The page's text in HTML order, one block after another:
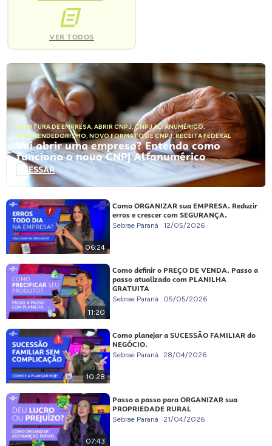
VER TODOS
ABERTURA DE EMPRESA, ABRIR CNPJ,CNPJ ALFANUMÉRICO,
EMPREENDEDORISMO, NOVO FORMATO DE CNPJ,RECEITA FEDERAL
Vai abrir uma empresa? Entenda como
funciona o novo CNPJ Alfanumérico
ACESSAR
06:24
Como ORGANIZAR sua EMPRESA. Reduzir
erros e crescer com SEGURANÇA.
Sebrae Paraná 12/05/2026
11:20
Como definir o PREÇO DE VENDA. Passo a
passo atualizado com PLANILHA
GRATUITA
Sebrae Paraná 05/05/2026
10:28
Como planejar a SUCESSÃO FAMILIAR do
NEGÓCIO.
Sebrae Paraná 28/04/2026
07:43
Passo a passo para ORGANIZAR sua
PROPRIEDADE RURAL
Sebrae Paraná 21/04/2026